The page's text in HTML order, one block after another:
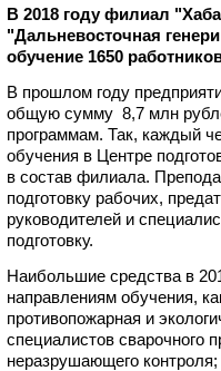
В 2018 году филиал
"Дальневосточная
обучение 1650
В прошлом году
общую сумму 8,7 млн
программам. Так, каждый
обучения в Центре
в состав филиала.
подготовку рабочих,
руководителей и
подготовку.
Наибольшие средства в
направлениям обучения,
противопожарная и
специалистов сварочного
неразрушающего